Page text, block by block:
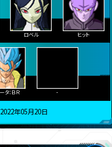
ロベル ヒット
タ：ＢＲ -
年05月20日